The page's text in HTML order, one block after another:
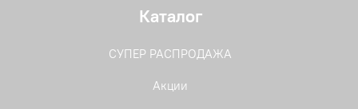
Каталог
СУПЕР РАСПРОДАЖА
Акции